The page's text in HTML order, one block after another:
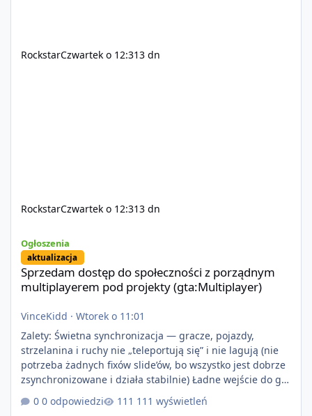
RockstarCzwartek o 12:313 dn
RockstarCzwartek o 12:313 dn
Ogłoszenia
aktualizacja
Sprzedam dostęp do społeczności z porządnym
multiplayerem pod projekty (gta:Multiplayer)
VinceKidd · Wtorek o 11:01
Zalety: Świetna synchronizacja — gracze, pojazdy,
strzelanina i ruchy nie „teleportują się” i nie lagują (nie
potrzeba żadnych fixów slide’ów, bo wszystko jest dobrze
zsynchronizowane i działa stabilnie) Ładne wejście do gry
+ solidny antycheat na poziomie multiplayera Wygodne
pisanie własnych modów i skryptów (wsparcie C# / JS /
0 odpowiedzi 111 wyświetleń